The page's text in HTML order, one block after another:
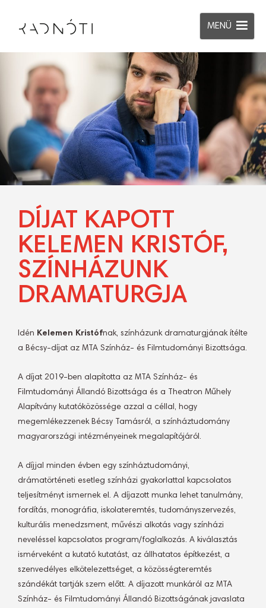
MENÜ
DÍJAT KAPOTT
KELEMEN KRISTÓF,
SZÍNHÁZUNK
DRAMATURGJA
Idén Kelemen Kristófnak, színházunk dramaturgjának ítélte
a Bécsy-díjat az MTA Színház- és Filmtudományi Bizottsága.
A díjat 2019-ben alapította az MTA Színház- és
Filmtudományi Állandó Bizottsága és a Theatron Műhely
Alapítvány kutatóközössége azzal a céllal, hogy
megemlékezzenek Bécsy Tamásról, a színháztudomány
magyarországi intézményeinek megalapítójáról.
A díjjal minden évben egy színháztudományi,
drámatörténeti esetleg színházi gyakorlattal kapcsolatos
teljesítményt ismernek el. A díjazott munka lehet tanulmány,
fordítás, monográfia, iskolateremtés, tudományszervezés,
kulturális menedzsment, művészi alkotás vagy színházi
neveléssel kapcsolatos program/foglalkozás. A kiválasztás
ismérveként a kutató kutatást, az állhatatos építkezést, a
szenvedélyes elkötelezettséget, a közösségteremtés
szándékát tartják szem előtt. A díjazott munkáról az MTA
Színház- és Filmtudományi Állandó Bizottságának javaslata